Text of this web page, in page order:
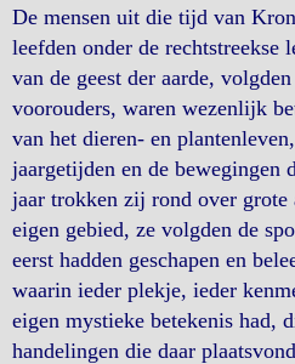
De mensen uit die tijd van
leefden onder de rechtstreekse
van de geest der aarde,
voorouders, waren wezenlijk
van het dieren- en
jaargetijden en de bewegingen
jaar trokken zij rond over grote
eigen gebied, ze volgden de
eerst hadden geschapen en
waarin ieder plekje, ieder
eigen mystieke betekenis had,
handelingen die daar